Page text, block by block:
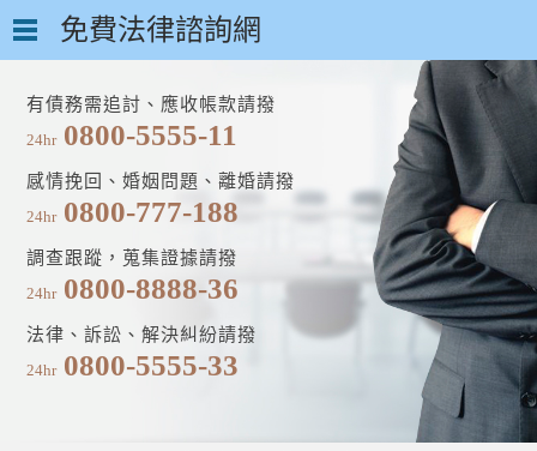
免費法律諮詢網
有債務需追討、應收帳款請撥
24hr 0800-5555-11
感情挽回、婚姻問題、離婚請撥
24hr 0800-777-188
調查跟蹤，蒐集證據請撥
24hr 0800-8888-36
法律、訴訟、解決糾紛請撥
24hr 0800-5555-33